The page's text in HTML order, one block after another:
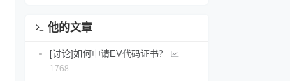
他的文章
[讨论]如何申请EV代码证书？
1768